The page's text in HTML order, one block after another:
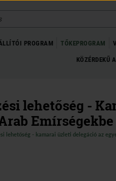
PROGRAM TŐKEPROGRAM
KÖZÉRDEKŰ
lehetőség -
Emírségekbe
lehetőség - kamarai üzleti delegáció az